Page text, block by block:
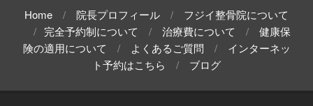
Home 院長プロフィール
フジイ整骨院について
完全予約制について
治療費について
健康保
険の適用について
よくあるご質問
インターネッ
ト予約はこちら
ブログ